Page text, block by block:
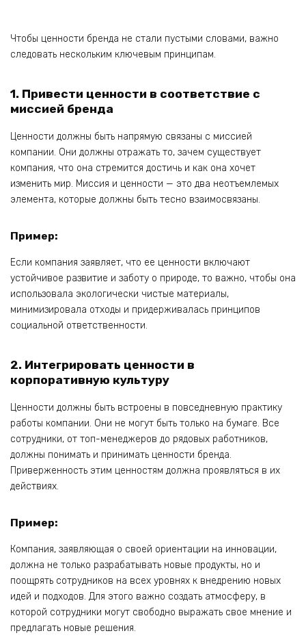
Чтобы ценности бренда не стали пустыми словами, важно
следовать нескольким ключевым принципам.
1. Привести ценности в соответствие с
миссией бренда
Ценности должны быть напрямую связаны с миссией
компании. Они должны отражать то, зачем существует
компания, что она стремится достичь и как она хочет
изменить мир. Миссия и ценности — это два неотъемлемых
элемента, которые должны быть тесно взаимосвязаны.
Пример:
Если компания заявляет, что ее ценности включают
устойчивое развитие и заботу о природе, то важно, чтобы она
использовала экологически чистые материалы,
минимизировала отходы и придерживалась принципов
социальной ответственности.
2. Интегрировать ценности в
корпоративную культуру
Ценности должны быть встроены в повседневную практику
работы компании. Они не могут быть только на бумаге. Все
сотрудники, от топ-менеджеров до рядовых работников,
должны понимать и принимать ценности бренда.
Приверженность этим ценностям должна проявляться в их
действиях.
Пример:
Компания, заявляющая о своей ориентации на инновации,
должна не только разрабатывать новые продукты, но и
поощрять сотрудников на всех уровнях к внедрению новых
идей и подходов. Для этого важно создать атмосферу, в
которой сотрудники могут свободно выражать свое мнение и
предлагать новые решения.